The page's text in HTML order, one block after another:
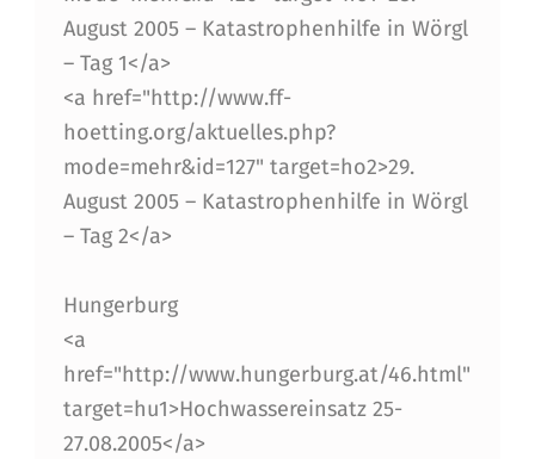
August 2005 – Katastrophenhilfe in Wörgl
– Tag 1</a>
<a href="http://www.ff-
hoetting.org/aktuelles.php?
mode=mehr&id=127" target=ho2>29.
August 2005 – Katastrophenhilfe in Wörgl
– Tag 2</a>
Hungerburg
<a
href="http://www.hungerburg.at/46.html"
target=hu1>Hochwassereinsatz 25-
27.08.2005</a>